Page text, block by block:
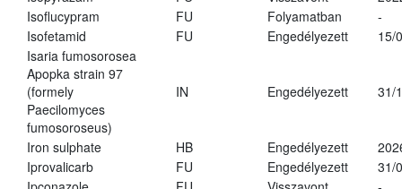
Isoflucypram
FU Folyamatban
-
Isofetamid
FU Engedélyezett
15/
Isaria fumosorosea
Apopka strain 97
(formely
Paecilomyces
fumosoroseus)
IN Engedélyezett 31/
Iron sulphate HB Engedélyezett
Iprovalicarb
FU Engedélyezett
31/